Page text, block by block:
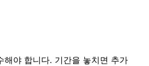
해야 합니다. 기간을 놓치면 추가